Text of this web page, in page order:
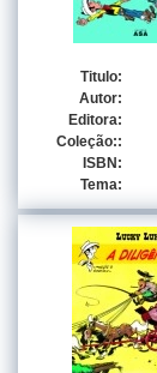
Titulo:
Autor:
Editora:
Coleção::
ISBN:
Tema: